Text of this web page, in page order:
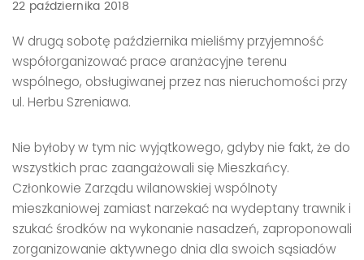
22 października 2018
W drugą sobotę października mieliśmy przyjemność
współorganizować prace aranżacyjne terenu
wspólnego, obsługiwanej przez nas nieruchomości przy
ul. Herbu Szreniawa.
Nie byłoby w tym nic wyjątkowego, gdyby nie fakt, że do
wszystkich prac zaangażowali się Mieszkańcy.
Członkowie Zarządu wilanowskiej wspólnoty
mieszkaniowej zamiast narzekać na wydeptany trawnik i
szukać środków na wykonanie nasadzeń, zaproponowali
zorganizowanie aktywnego dnia dla swoich sąsiadów